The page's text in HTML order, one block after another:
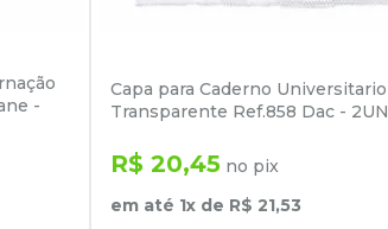
-
Capa para Caderno Universitario
Transparente Ref.858 Dac - 2UN
R$ 20,45 no pix
em até 1x de R$ 21,53